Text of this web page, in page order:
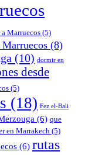
Marruecos (5)
(8)
(10) dormir en
desde
(5)
(18) Fez el-Bali
(6) que
en Marrakech(5)
(6) rutas